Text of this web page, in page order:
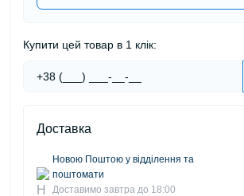
Купити цей товар в 1 клік:
Доставка
Новою Поштою у відділення та
поштомати
Доставимо завтра до 18:00